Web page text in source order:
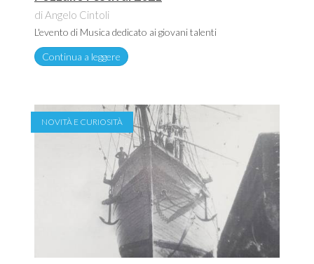
di Angelo Cintoli
L'evento di Musica dedicato ai giovani talenti
Continua a leggere
NOVITÀ E CURIOSITÀ